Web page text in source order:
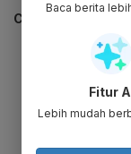
CEK JUGA DATA INI
Baca berita
Fitur
Lebih mudah